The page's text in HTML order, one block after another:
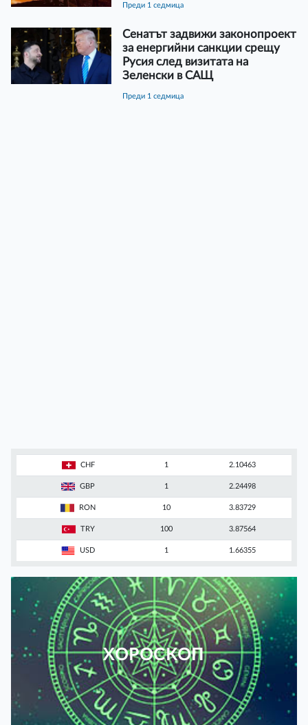
преди 1 седмица
Сенатът задвижи законопроект
за енергийни санкции срещу
Русия след визитата на
Зеленски в САЩ
преди 1 седмица
CHF 1 2.10463
GBP 1 2.24498
RON 10 3.83729
TRY 100 3.87564
USD 1 1.66355
ХОРОСКОП